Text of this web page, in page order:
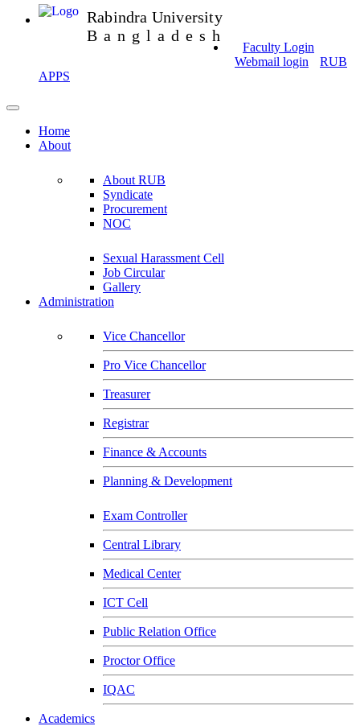
Rabindra University
Bangladesh
Faculty Login
Webmail login
RUB
APPS
Home
About
About RUB
Syndicate
Procurement
NOC
Sexual Harassment Cell
Job Circular
Gallery
Administration
Vice Chancellor
Pro Vice Chancellor
Treasurer
Registrar
Finance & Accounts
Planning & Development
Exam Controller
Central Library
Medical Center
ICT Cell
Public Relation Office
Proctor Office
IQAC
Academics